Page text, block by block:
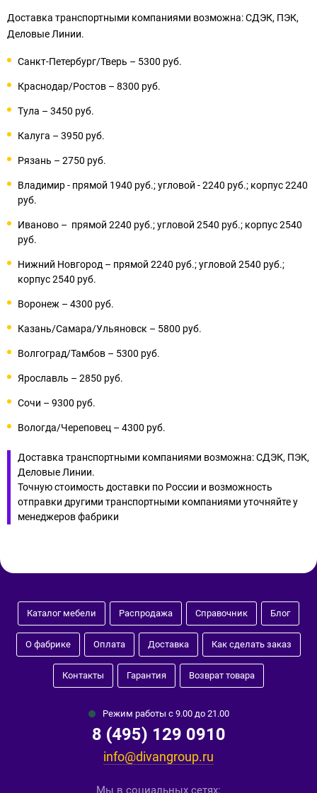
Доставка транспортными компаниями возможна: СДЭК, ПЭК,
Деловые Линии.
Санкт-Петербург/Тверь – 5300 руб.
Краснодар/Ростов – 8300 руб.
Тула – 3450 руб.
Калуга – 3950 руб.
Рязань – 2750 руб.
Владимир - прямой 1940 руб.; угловой - 2240 руб.; корпус 2240
руб.
Иваново – прямой 2240 руб.; угловой 2540 руб.; корпус 2540
руб.
Нижний Новгород – прямой 2240 руб.; угловой 2540 руб.;
корпус 2540 руб.
Воронеж – 4300 руб.
Казань/Самара/Ульяновск – 5800 руб.
Волгоград/Тамбов – 5300 руб.
Ярославль – 2850 руб.
Сочи – 9300 руб.
Вологда/Череповец – 4300 руб.
Доставка транспортными компаниями возможна: СДЭК, ПЭК,
Деловые Линии.
Точную стоимость доставки по России и возможность
отправки другими транспортными компаниями уточняйте у
менеджеров фабрики
Каталог мебели Распродажа Справочник Блог
О фабрике Оплата Доставка Как сделать заказ
Контакты Гарантия Возврат товара
Режим работы с 9.00 до 21.00
8 (495) 129 0910
info@divangroup.ru
Мы в социальных сетях: